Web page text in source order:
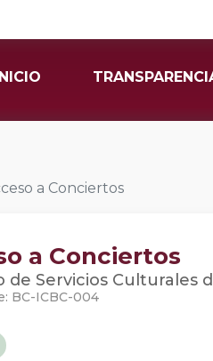
a Conciertos
a Conciertos
de Servicios Culturales
BC-ICBC-004